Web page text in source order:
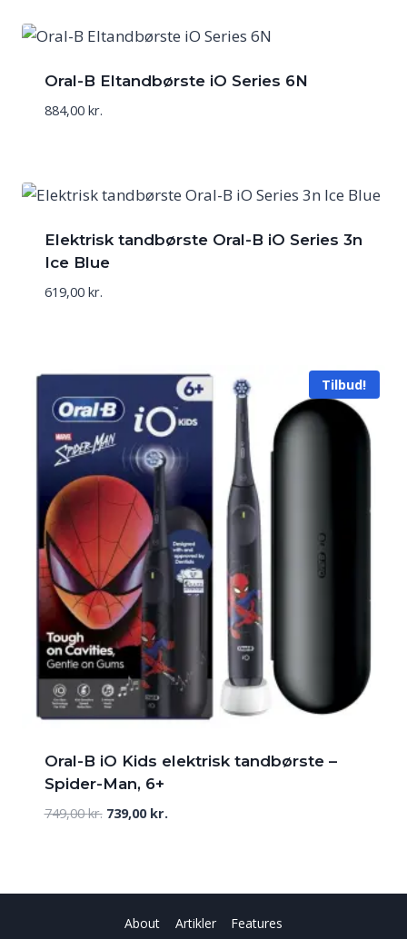
Oral-B Eltandbørste iO Series 6N
884,00 kr.
Elektrisk tandbørste Oral-B iO Series 3n
Ice Blue
619,00 kr.
Tilbud!
Oral-B iO Kids elektrisk tandbørste –
Spider-Man, 6+
749,00kr. Den
749,00 kr..
739,00 kr.
739,00 kr..
About Artikler Features